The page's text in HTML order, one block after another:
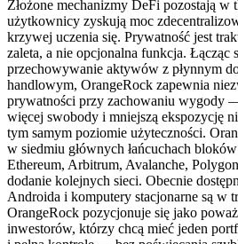
Złożone mechanizmy DeFi pozostają w
użytkownicy zyskują moc
krzywej uczenia się. Prywatność jest
zaleta, a nie opcjonalna funkcja. Łącząc
przechowywanie aktywów z płynnym
handlowym, OrangeRock zapewnia
prywatności przy zachowaniu wygody
więcej swobody i mniejszą ekspozycję
tym samym poziomie użyteczności.
w siedmiu głównych łańcuchach
Ethereum, Arbitrum, Avalanche,
dodanie kolejnych sieci. Obecnie
Androida i komputery stacjonarne są w
OrangeRock pozycjonuje się jako
inwestorów, którzy chcą mieć jeden